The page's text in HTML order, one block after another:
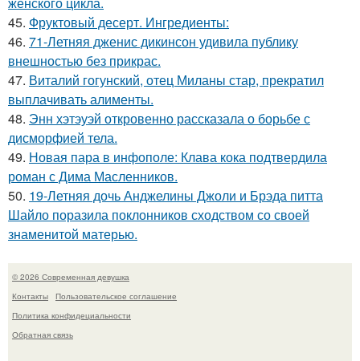
45. Фруктовый десерт. Ингредиенты:
46. 71-Летняя дженис дикинсон удивила публику
внешностью без прикрас.
47. Виталий гогунский, отец Миланы стар, прекратил
выплачивать алименты.
48. Энн хэтэуэй откровенно рассказала о борьбе с
дисморфией тела.
49. Новая пара в инфополе: Клава кока подтвердила
роман с Дима Масленников.
50. 19-Летняя дочь Анджелины Джоли и Брэда питта
Шайло поразила поклонников сходством со своей
знаменитой матерью.
© 2026 Современная девушка
Контакты
Пользовательское соглашение
Политика конфидециальности
Обратная связь